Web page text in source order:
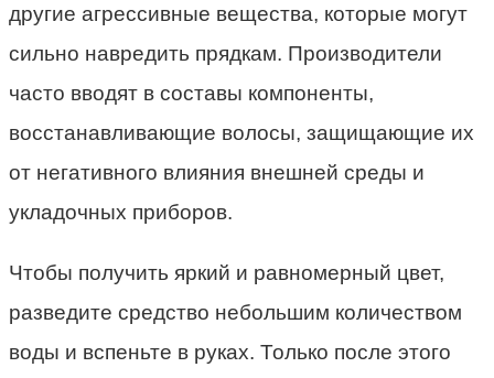
другие агрессивные вещества, которые могут
сильно навредить прядкам. Производители
часто вводят в составы компоненты,
восстанавливающие волосы, защищающие их
от негативного влияния внешней среды и
укладочных приборов.
Чтобы получить яркий и равномерный цвет,
разведите средство небольшим количеством
воды и вспеньте в руках. Только после этого